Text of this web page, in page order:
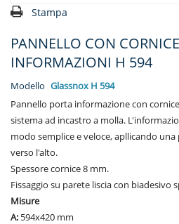
Stampa
PANNELLO CON
INFORMAZIONI H 594
Modello Glassnox H 594
Pannello porta informazione con
sistema ad incastro a molla.
modo semplice e veloce, apllicando
verso l'alto.
Spessore cornice 8 mm.
Fissaggio su parete liscia con biadesivo
Misure
A: 594x420 mm